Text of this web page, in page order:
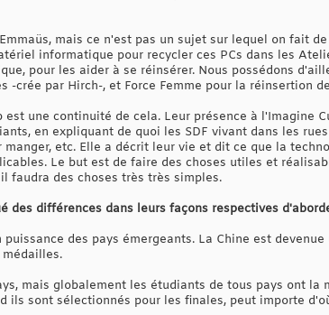
mais ce n'est pas un sujet sur lequel on fait
informatique pour recycler ces PCs dans les
pour les aider à se réinsérer. Nous possédons
-crée par Hirch-, et Force Femme pour la réinsertion
une continuité de cela. Leur présence à l'Imagine
en expliquant de quoi les SDF vivant dans les
etc. Elle a décrit leur vie et dit ce que la
Le but est de faire des choses utiles et
faudra des choses très très simples.
des différences dans leurs façons respectives
des pays émergeants. La Chine est
mais globalement les étudiants de tous pays ont la
ils sont sélectionnés pour les finales, peut importe